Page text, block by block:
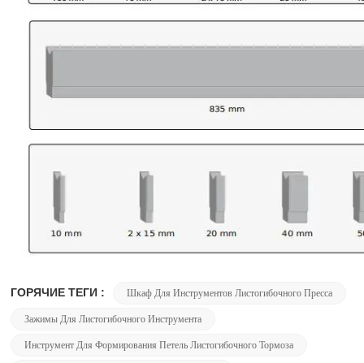
ГОРЯЧИЕ ТЕГИ : Шкаф Для Инструментов Листогибочного Пресса
Зажимы Для Листогибочного Инструмента
Инструмент Для Формирования Петель Листогибочного Тормоза